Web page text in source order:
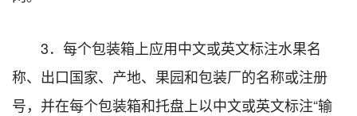
3．每个包装箱上应用中文或英文标注水果名
称、出口国家、产地、果园和包装厂的名称或注册
号，并在每个包装箱和托盘上以中文或英文标注“输